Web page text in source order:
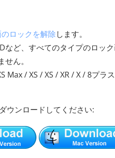
ロックを解除します。
ど、すべてのタイプのロック
ん。
/ XS / XS / XR / X / 8プラ
ウンロードしてください: